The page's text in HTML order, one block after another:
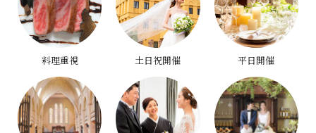
料理重視 土日祝開催 平日開催